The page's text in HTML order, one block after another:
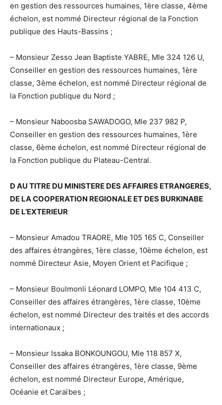
en gestion des ressources humaines, 1ère classe, 4ème
échelon, est nommé Directeur régional de la Fonction
publique des Hauts-Bassins ;
– Monsieur Zesso Jean Baptiste YABRE, Mle 324 126 U,
Conseiller en gestion des ressources humaines, 1ère
classe, 3ème échelon, est nommé Directeur régional de
la Fonction publique du Nord ;
– Monsieur Naboosba SAWADOGO, Mle 237 982 P,
Conseiller en gestion des ressources humaines, 1ère
classe, 6ème échelon, est nommé Directeur régional de
la Fonction publique du Plateau-Central.
D AU TITRE DU MINISTERE DES AFFAIRES ETRANGERES,
DE LA COOPERATION REGIONALE ET DES BURKINABE
DE L’EXTERIEUR
– Monsieur Amadou TRAORE, Mle 105 165 C, Conseiller
des affaires étrangères, 1ère classe, 10ème échelon, est
nommé Directeur Asie, Moyen Orient et Pacifique ;
– Monsieur Boulmonli Léonard LOMPO, Mle 104 413 C,
Conseiller des affaires étrangères, 1ère classe, 10ème
échelon, est nommé Directeur des traités et des accords
internationaux ;
– Monsieur Issaka BONKOUNGOU, Mle 118 857 X,
Conseiller des affaires étrangères, 1ère classe, 9ème
échelon, est nommé Directeur Europe, Amérique,
Océanie et Caraïbes ;